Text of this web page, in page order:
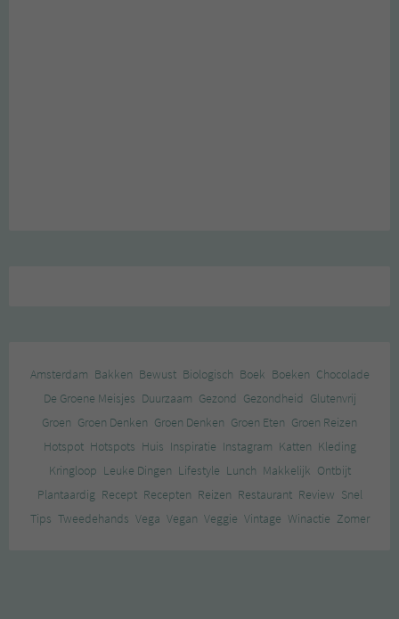
Amsterdam Bakken Bewust Biologisch Boek Boeken Chocolade
De Groene Meisjes Duurzaam Gezond Gezondheid Glutenvrij
Groen Groen Denken Groen Denken Groen Eten Groen Reizen
Hotspot Hotspots Huis Inspiratie Instagram Katten Kleding
Kringloop Leuke Dingen Lifestyle Lunch Makkelijk Ontbijt
Plantaardig Recept Recepten Reizen Restaurant Review Snel
Tips Tweedehands Vega Vegan Veggie Vintage Winactie Zomer